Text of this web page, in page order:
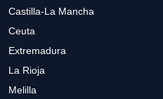
Castilla-La Mancha
Ceuta
Extremadura
La Rioja
Melilla